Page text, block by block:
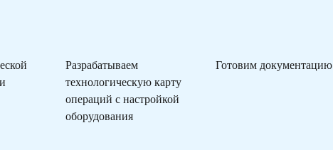
Разрабатываем
технологическую карту
операций с настройкой
оборудования
Готовим документацию